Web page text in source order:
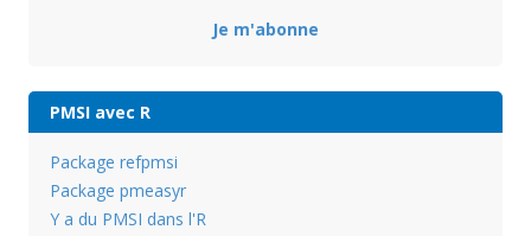
Je m'abonne
PMSI avec R
Package refpmsi
Package pmeasyr
Y a du PMSI dans l'R